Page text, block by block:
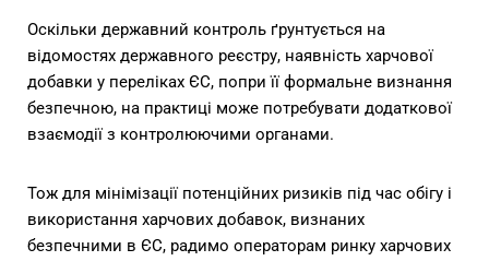
Оскільки державний контроль ґрунтується на
відомостях державного реєстру, наявність харчової
добавки у переліках ЄС, попри її формальне визнання
безпечною, на практиці може потребувати додаткової
взаємодії з контролюючими органами.
Тож для мінімізації потенційних ризиків під час обігу і
використання харчових добавок, визнаних
безпечними в ЄС, радимо операторам ринку харчових